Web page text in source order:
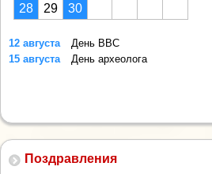
Поздравления
28
29 30
12 августа
День ВВС
15 августа
День археолога